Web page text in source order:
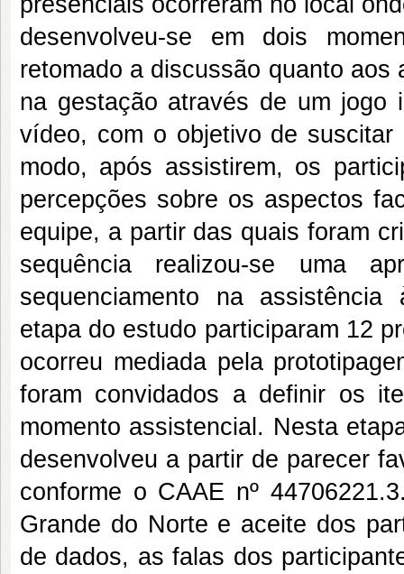
desenvolveu-se em dois
retomado a discussão quanto
na gestação através de um jogo
vídeo, com o objetivo de
modo, após assistirem, os
percepções sobre os aspectos
equipe, a partir das quais foram
sequência realizou-se uma
sequenciamento na
etapa do estudo participaram 12
ocorreu mediada pela
foram convidados a definir os
momento assistencial. Nesta
desenvolveu a partir de parecer
conforme o CAAE nº
Grande do Norte e aceite dos
de dados, as falas dos